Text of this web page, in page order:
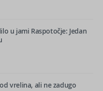
u jami Raspotočje: Jedan
vrelina, ali ne zadugo